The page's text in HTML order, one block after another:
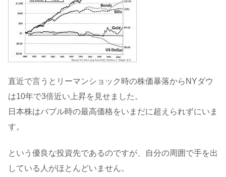
直近で言うとリーマンショック時の株価暴落からNYダウ
は10年で3倍近い上昇を見せました。
日本株はバブル時の最高価格をいまだに超えられずにいま
す。
という優良な投資先であるのですが、自分の周囲で手を出
している人がほとんどいません。